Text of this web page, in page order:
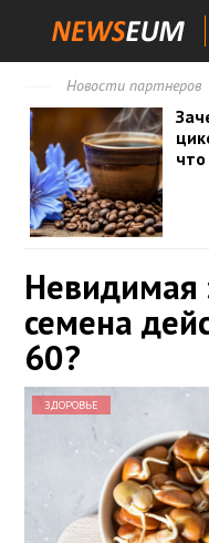
Новости партнеров
Невидимая
семена
60?
ЗДОРОВЬЕ